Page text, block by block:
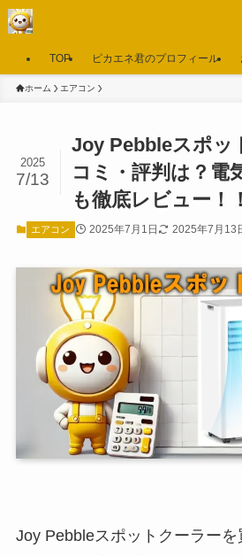
TOP ピカエネ君のプロフィール
ホーム エアコン
Joy Pebbleスポッ
コミ・評判は？電
も徹底レビュー！！
2025
7/13
エアコン 2025年7月1日 2025年7月13
Joy Pebbleスポットクーラーを